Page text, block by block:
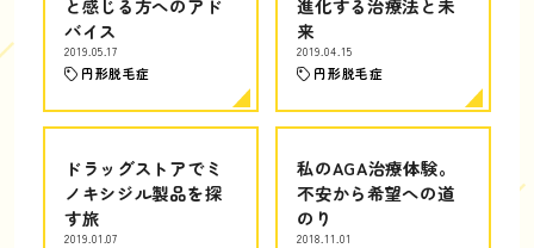
と感じる方へのアド
バイス
2019.05.17
円形脱毛症
進化する治療法と未
来
2019.04.15
円形脱毛症
ドラッグストアでミ
ノキシジル製品を探
す旅
2019.01.07
私のAGA治療体験。
不安から希望への道
のり
2018.11.01